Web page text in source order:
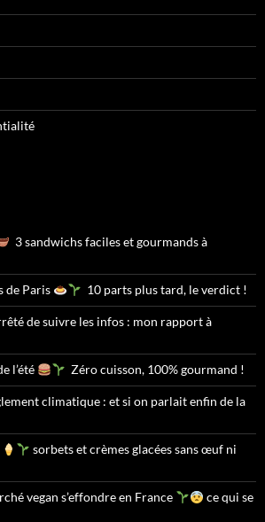
3 sandwichs faciles et gourmands à
de Paris 10 parts plus tard, le verdict !
de suivre les infos : mon rapport à
l’été Zéro cuisson, 100% gourmand !
climatique : et si on parlait enfin de la
sorbets et crèmes glacées sans œuf ni
vegan s’effondre en France
ce qui se